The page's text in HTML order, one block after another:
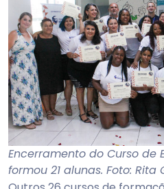
Encerramento do Curso de
formou 21 alunas. Foto: Rita